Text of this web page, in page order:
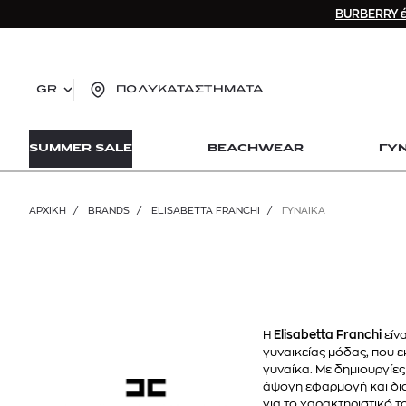
GR ΠΟΛΥΚΑΤΑΣΤΗΜΑΤΑ
SUMMER SALE BEACHWEAR
ΑΡΧΙΚΉ / BRANDS / ELISABETTA FRANCHI / ΓΥΝΑΙΚΑ
Η Elisabetta Franchi
γυναικείας μόδας, που
γυναίκα. Με
άψογη εφαρμογή και